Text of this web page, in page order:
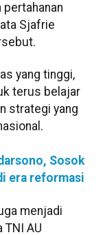
Sjafrie
yang tinggi,
terus belajar
strategi yang
Sosok
era reformasi
menjadi
TNI AU